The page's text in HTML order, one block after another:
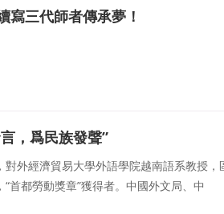
寫三代師者傳承夢！
國際貿易等。研究成
，爲民族發聲”
外經濟貿易大學外語學院越南語系教授，
首都勞動獎章”獲得者。中國外文局、中